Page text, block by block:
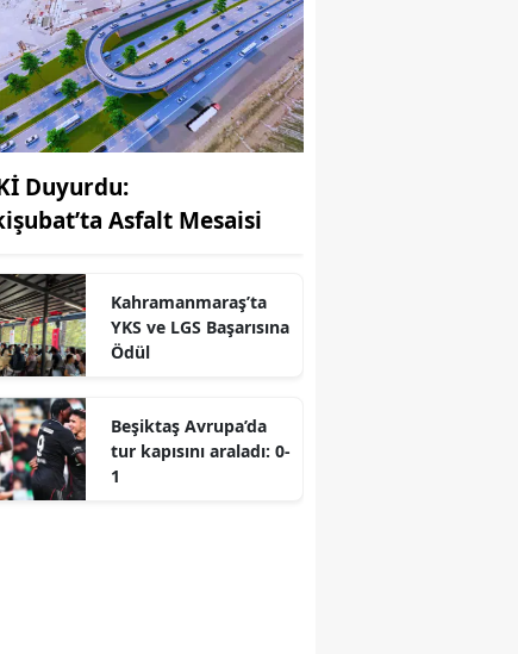
Duyurdu:
Asfalt Mesaisi
Kahramanmaraş’ta
YKS ve LGS Başarısına
Ödül
Beşiktaş Avrupa’da
tur kapısını araladı: 0-
1